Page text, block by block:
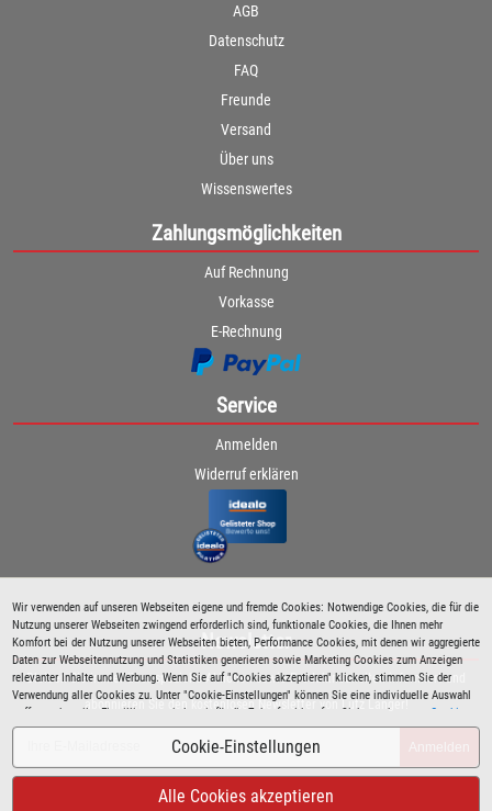
Wir verwenden auf unseren Webseiten eigene und fremde Cookies: Notwendige Cookies, die für die
Nutzung unserer Webseiten zwingend erforderlich sind, funktionale Cookies, die Ihnen mehr
Komfort bei der Nutzung unserer Webseiten bieten, Performance Cookies, mit denen wir aggregierte
Daten zur Webseitennutzung und Statistiken generieren sowie Marketing Cookies zum Anzeigen
relevanter Inhalte und Werbung. Wenn Sie auf "Cookies akzeptieren" klicken, stimmen Sie der
Verwendung aller Cookies zu. Unter "Cookie-Einstellungen" können Sie eine individuelle Auswahl
treffen und erteilte Einwilligungen jederzeit für die Zukunft widerrufen. Siehe auch unsere Cookie
Richtlinie.
Cookie-Einstellungen
Alle Cookies akzeptieren
AGB
Datenschutz
FAQ
Freunde
Versand
Über uns
Wissenswertes
Zahlungsmöglichkeiten
Auf Rechnung
Vorkasse
E-Rechnung
Service
Anmelden
Widerruf erklären
Newsletter
Bleiben Sie immer über spezielle Aktionen sowie Produktneuheiten informiert und
abonnieren Sie den kostenlosen Newsletter von Lutz Langer!